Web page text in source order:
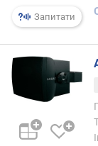
и
х
д
о
р
о
г
Запитати